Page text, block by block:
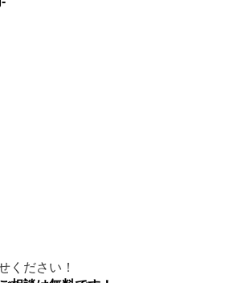
ください！